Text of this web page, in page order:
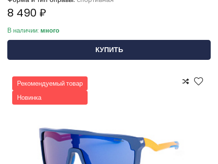
8 490 ₽
В наличии: много
КУПИТЬ
Рекомендуемый товар
Новинка